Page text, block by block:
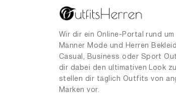
Wir dir ein Online-Portal rund
Männer Mode und Herren
Casual, Business oder Sport
dir dabei den ultimativen Look
stellen dir täglich Outfits von
Marken vor.